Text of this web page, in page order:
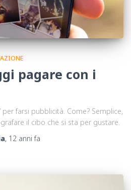
pagare con i
farsi pubblicità. Come? Semplice,
il cibo che si sta per gustare.
, 12 anni fa